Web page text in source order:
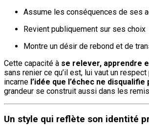
Assume les conséquences de ses
Revient publiquement sur ses choix
Montre un désir de rebond et de
Cette capacité à se relever, apprendre
sans renier ce qu’il est, lui vaut un
incarne l’idée que l’échec ne disqualifie
grandeur se construit aussi dans les
Un style qui reflète son identité